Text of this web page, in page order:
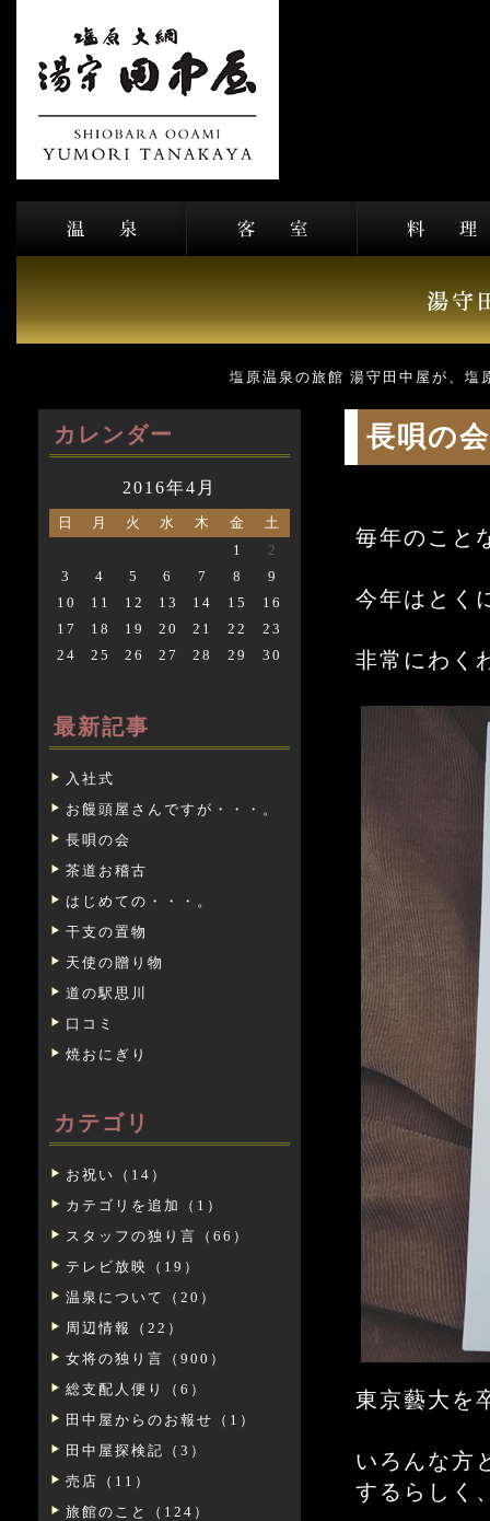
塩原温泉の旅館 湯守田中屋が、塩
カレンダー
2016年4月
日 月 火 水 木 金
土
1
2
3
4 5 6 7 8
9
10
11 12 13 14 15
16
17
18 19 20 21 22
23
24
25 26 27 28 29 30
最新記事
入社式
お饅頭屋さんですが・・・。
長唄の会
茶道お稽古
はじめての・・・。
干支の置物
天使の贈り物
道の駅思川
口コミ
焼おにぎり
カテゴリ
お祝い（14）
カテゴリを追加（1）
スタッフの独り言（66）
テレビ放映（19）
温泉について（20）
周辺情報（22）
女将の独り言（900）
総支配人便り（6）
田中屋からのお報せ（1）
田中屋探検記（3）
売店（11）
旅館のこと（124）
長唄の会
毎年のこと
今年はとく
非常にわく
東京藝大を
いろんな方
するらしく